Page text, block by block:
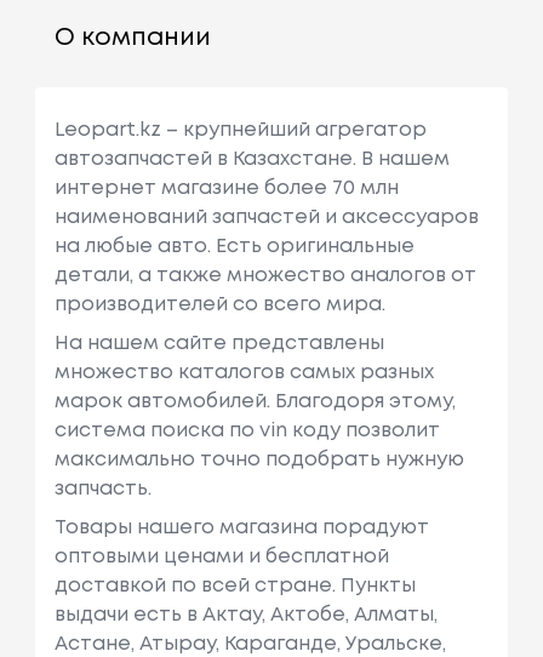
О компании
Leopart.kz – крупнейший агрегатор
автозапчастей в Казахстане. В нашем
интернет магазине более 70 млн
наименований запчастей и аксессуаров
на любые авто. Есть оригинальные
детали, а также множество аналогов от
производителей со всего мира.
На нашем сайте представлены
множество каталогов самых разных
марок автомобилей. Благодоря этому,
система поиска по vin коду позволит
максимально точно подобрать нужную
запчасть.
Товары нашего магазина порадуют
оптовыми ценами и бесплатной
доставкой по всей стране. Пункты
выдачи есть в Актау, Актобе, Алматы,
Астане, Атырау, Караганде, Уральске,